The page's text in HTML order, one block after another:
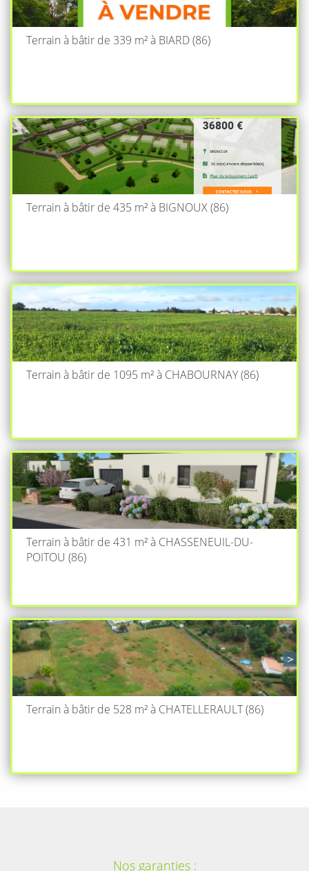
Terrain à bâtir de 339 m² à BIARD (86)
Terrain à bâtir de 435 m² à BIGNOUX (86)
Terrain à bâtir de 1095 m² à CHABOURNAY (86)
Terrain à bâtir de 431 m² à CHASSENEUIL-DU-
POITOU (86)
Terrain à bâtir de 528 m² à CHATELLERAULT (86)
Nos garanties :